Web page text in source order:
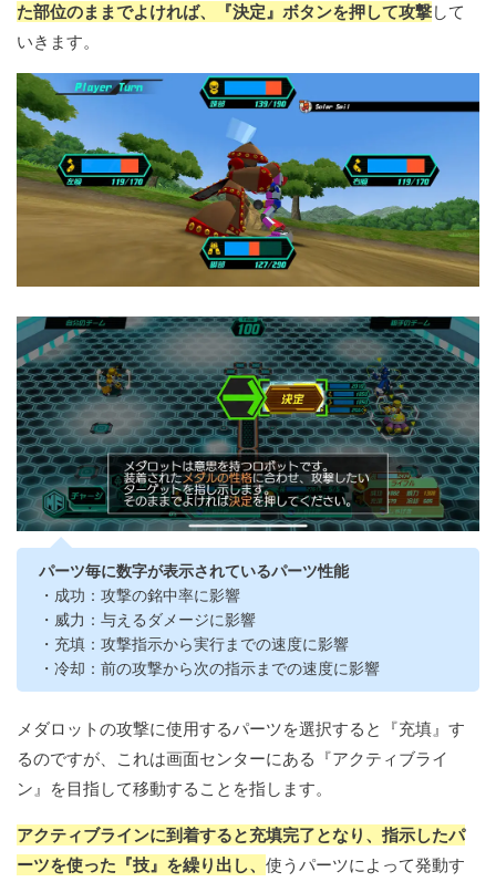
た部位のままでよければ、『決定』ボタンを押して攻撃して
いきます。
パーツ毎に数字が表示されているパーツ性能
・成功：攻撃の銘中率に影響
・威力：与えるダメージに影響
・充填：攻撃指示から実行までの速度に影響
・冷却：前の攻撃から次の指示までの速度に影響
メダロットの攻撃に使用するパーツを選択すると『充填』す
るのですが、これは画面センターにある『アクティブライ
ン』を目指して移動することを指します。
アクティブラインに到着すると充填完了となり、指示したパ
ーツを使った『技』を繰り出し、 使うパーツによって発動す